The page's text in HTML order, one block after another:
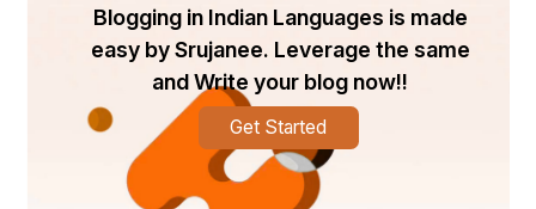
Blogging in Indian Languages is made
easy by Srujanee. Leverage the same
and Write your blog now!!
Get Started